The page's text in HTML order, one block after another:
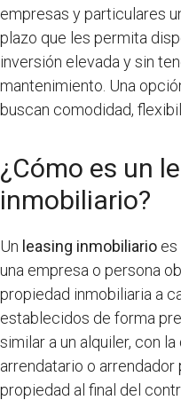
empresas y particulares
plazo que les permita
inversión elevada y sin
mantenimiento. Una
buscan comodidad,
¿Cómo es un
inmobiliario?
Un leasing inmobiliario es
una empresa o persona
propiedad inmobiliaria a
establecidos de forma
similar a un alquiler, con
arrendatario o
propiedad al final del